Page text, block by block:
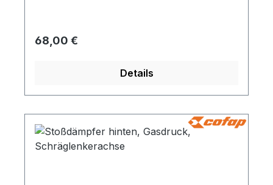
Regulärer Preis:
68,00 €
Details